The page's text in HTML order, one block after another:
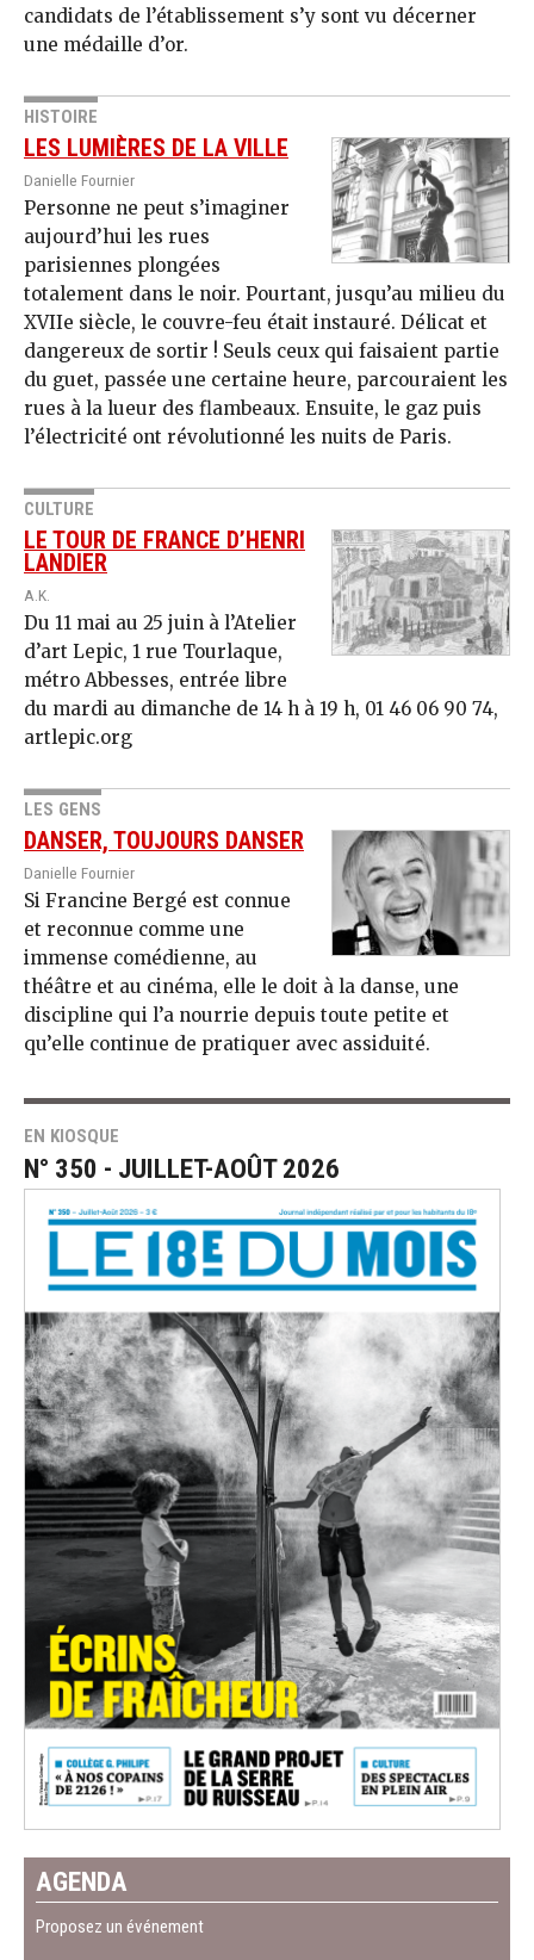
candidats de l’établissement s’y sont vu décerner
une médaille d’or.
HISTOIRE
LES LUMIÈRES DE LA VILLE
Danielle Fournier
Personne ne peut s’imaginer
aujourd’hui les rues
parisiennes plongées
totalement dans le noir. Pourtant, jusqu’au milieu du
XVIIe siècle, le couvre-feu était instauré. Délicat et
dangereux de sortir ! Seuls ceux qui faisaient partie
du guet, passée une certaine heure, parcouraient les
rues à la lueur des flambeaux. Ensuite, le gaz puis
l’électricité ont révolutionné les nuits de Paris.
CULTURE
LE TOUR DE FRANCE D’HENRI
LANDIER
A.K.
Du 11 mai au 25 juin à l’Atelier
d’art Lepic, 1 rue Tourlaque,
métro Abbesses, entrée libre
du mardi au dimanche de 14 h à 19 h, 01 46 06 90 74,
artlepic.org
LES GENS
DANSER, TOUJOURS DANSER
Danielle Fournier
Si Francine Bergé est connue
et reconnue comme une
immense comédienne, au
théâtre et au cinéma, elle le doit à la danse, une
discipline qui l’a nourrie depuis toute petite et
qu’elle continue de pratiquer avec assiduité.
EN KIOSQUE
N° 350 - JUILLET-AOÛT 2026
AGENDA
Proposez un événement